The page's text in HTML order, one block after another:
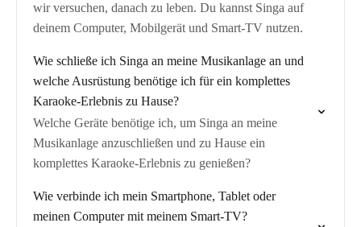
wir versuchen, danach zu leben. Du kannst Singa auf
deinem Computer, Mobilgerät und Smart-TV nutzen.
Wie schließe ich Singa an meine Musikanlage an und
welche Ausrüstung benötige ich für ein komplettes
Karaoke-Erlebnis zu Hause?
Welche Geräte benötige ich, um Singa an meine
Musikanlage anzuschließen und zu Hause ein
komplettes Karaoke-Erlebnis zu genießen?
Wie verbinde ich mein Smartphone, Tablet oder
meinen Computer mit meinem Smart-TV?